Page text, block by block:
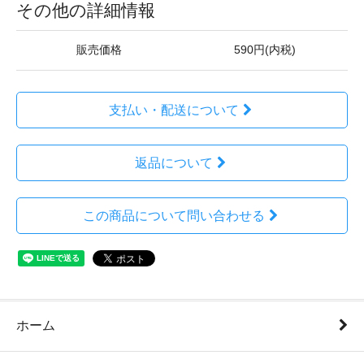
その他の詳細情報
販売価格 590円(内税)
支払い・配送について
返品について
この商品について問い合わせる
ホーム